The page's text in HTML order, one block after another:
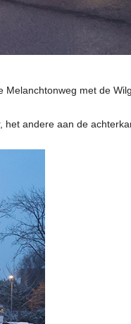
met de
het andere aan de